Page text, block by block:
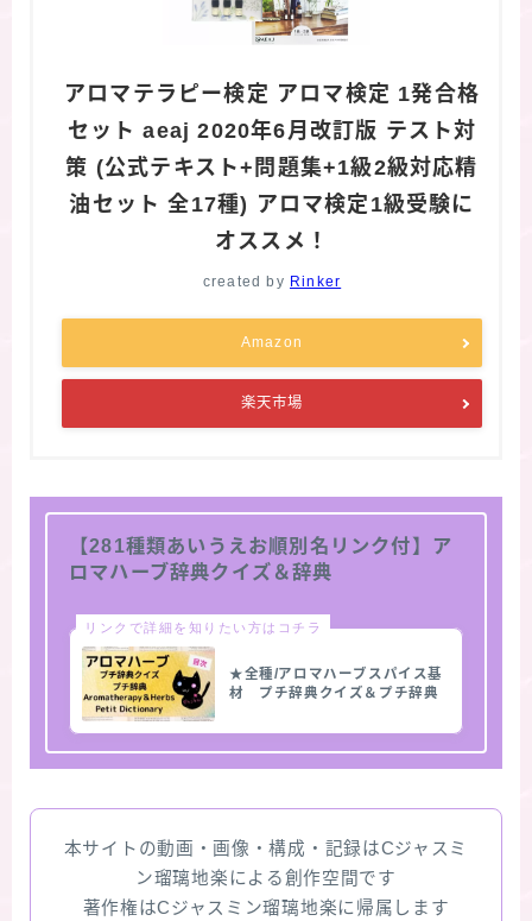
アロマテラピー検定 アロマ検定 1発合格
セット aeaj 2020年6月改訂版 テスト対
策 (公式テキスト+問題集+1級2級対応精
油セット 全17種) アロマ検定1級受験に
オススメ！
created by Rinker
Amazon
楽天市場
【281種類あいうえお順別名リンク付】ア
ロマハーブ辞典クイズ＆辞典
リンクで詳細を知りたい方はコチラ
★全種/アロマハーブスパイス基
材 プチ辞典クイズ＆プチ辞典
本サイトの動画・画像・構成・記録はCジャスミ
ン瑠璃地楽による創作空間です
著作権はCジャスミン瑠璃地楽に帰属します